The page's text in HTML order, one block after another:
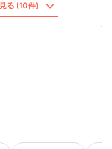
る (10件)